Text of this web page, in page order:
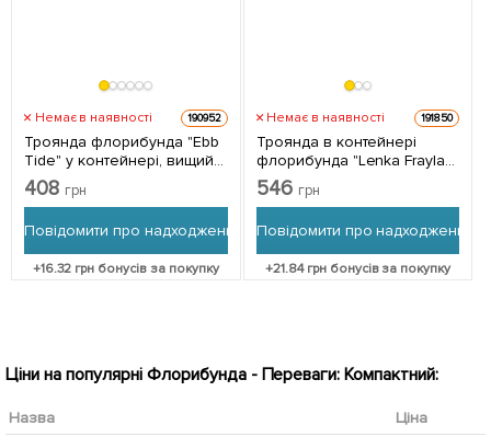
Немає в наявності 190952
Троянда флорибунда "Ebb
Tide" у контейнері, вищий
сорт 1 саджанець в
упаковці
408 грн
Повідомити про надходження
+16.32 грн бонусів за покупку
Немає в наявності 191850
Троянда в контейнері
флорибунда "Lenka Frayla"
(саджанець класу АА+) 1
саджанець в упаковці
546 грн
Повідомити про надходження
+21.84грн бонусів за покупку
Ціни на популярні Флорибунда - Переваги: Компактний:
Назва Ціна